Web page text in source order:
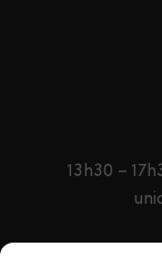
13h30 –